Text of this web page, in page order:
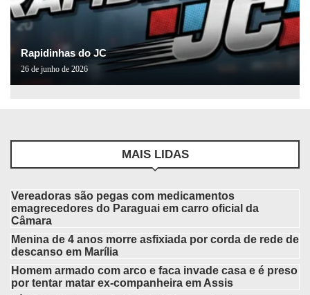
Rapidinhas do JC
26 de junho de 2026
MAIS LIDAS
Vereadoras são pegas com medicamentos
emagrecedores do Paraguai em carro oficial da
Câmara
Menina de 4 anos morre asfixiada por corda de rede de
descanso em Marília
Homem armado com arco e faca invade casa e é preso
por tentar matar ex-companheira em Assis